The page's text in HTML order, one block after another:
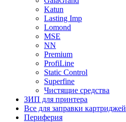
Katun
Lasting Imp
Lomond
MSE
NN
Premium
ProfiLine
Static Control
Superfine
Чистящие средства
ЗИП для принтера
Все для заправки картриджей
Периферия